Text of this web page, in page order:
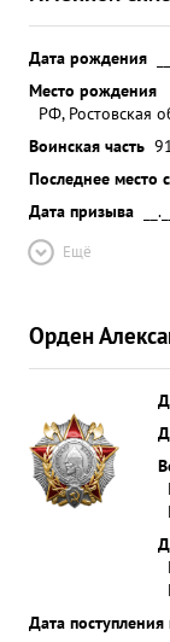
Дата рождения
Место рождения
РФ, Ростовская
Воинская часть
Последнее место
Дата призыва
Ещё
Орден
Дата